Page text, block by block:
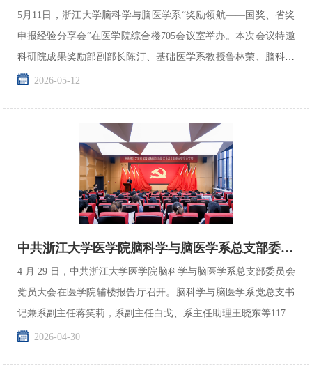
5月11日，浙江大学脑科学与脑医学系“奖励领航——国奖、省奖
申报经验分享会”在医学院综合楼705会议室举办。本次会议特邀
科研院成果奖励部副部长陈汀、基础医学系教授鲁林荣、脑科学
与脑医学系教授康利军出席，活动由脑科学与脑医学系副院...
2026-05-12
中共浙江大学医学院脑科学与脑医学系总支部委员会召开党员大会
4 月 29 日，中共浙江大学医学院脑科学与脑医学系总支部委员会
党员大会在医学院辅楼报告厅召开。脑科学与脑医学系党总支书
记兼系副主任蒋笑莉，系副主任白戈、系主任助理王晓东等117位
正式党员参加会议。医学院党委常务副书记兼副院长王...
2026-04-30